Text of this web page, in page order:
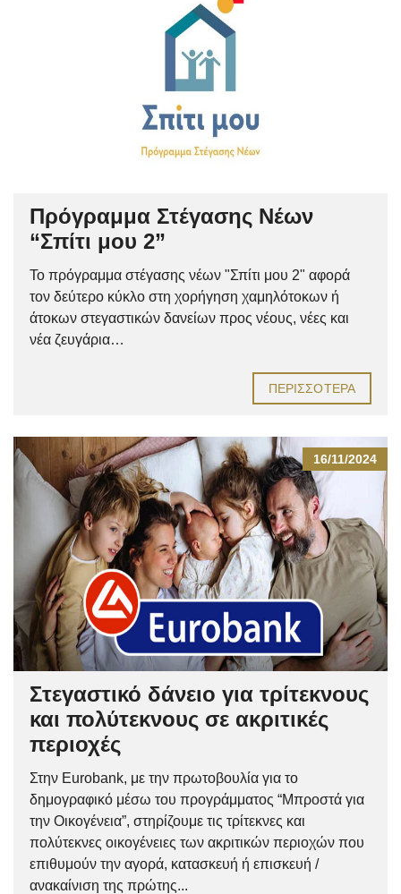
Πρόγραμμα Στέγασης Νέων
“Σπίτι μου 2”
Το πρόγραμμα στέγασης νέων "Σπίτι μου 2" αφορά
τον δεύτερο κύκλο στη χορήγηση χαμηλότοκων ή
άτοκων στεγαστικών δανείων προς νέους, νέες και
νέα ζευγάρια…
ΠΕΡΙΣΣΌΤΕΡΑ
16/11/2024
Στεγαστικό δάνειο για τρίτεκνους
και πολύτεκνους σε ακριτικές
περιοχές
Στην Eurobank, με την πρωτοβουλία για το
δημογραφικό μέσω του προγράμματος “Μπροστά για
την Οικογένεια”, στηρίζουμε τις τρίτεκνες και
πολύτεκνες οικογένειες των ακριτικών περιοχών που
επιθυμούν την αγορά, κατασκευή ή επισκευή /
ανακαίνιση της πρώτης...